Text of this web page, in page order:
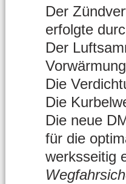
Der
erfolgte
Der
Die
Die
Die neue
für die
werksseitig